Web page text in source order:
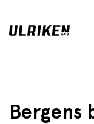
Bergens